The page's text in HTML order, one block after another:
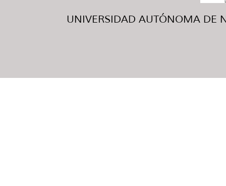
UNIVERSIDAD AUTÓNOMA DE